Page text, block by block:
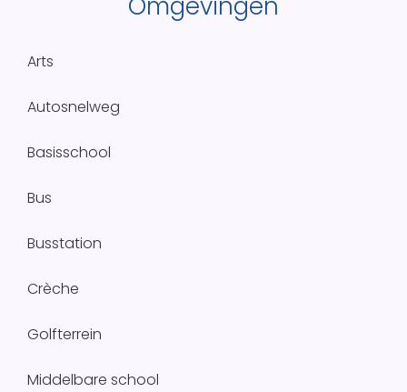
Omgevingen
Arts
Autosnelweg
Basisschool
Bus
Busstation
Crèche
Golfterrein
Middelbare school